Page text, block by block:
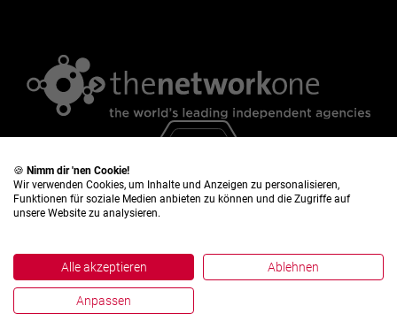
Impressum
Datenschutz
🍪 Nimm dir 'nen Cookie!
Wir verwenden Cookies, um Inhalte und Anzeigen zu personalisieren,
Funktionen für soziale Medien anbieten zu können und die Zugriffe auf
unsere Website zu analysieren.
Alle akzeptieren Ablehnen
Anpassen